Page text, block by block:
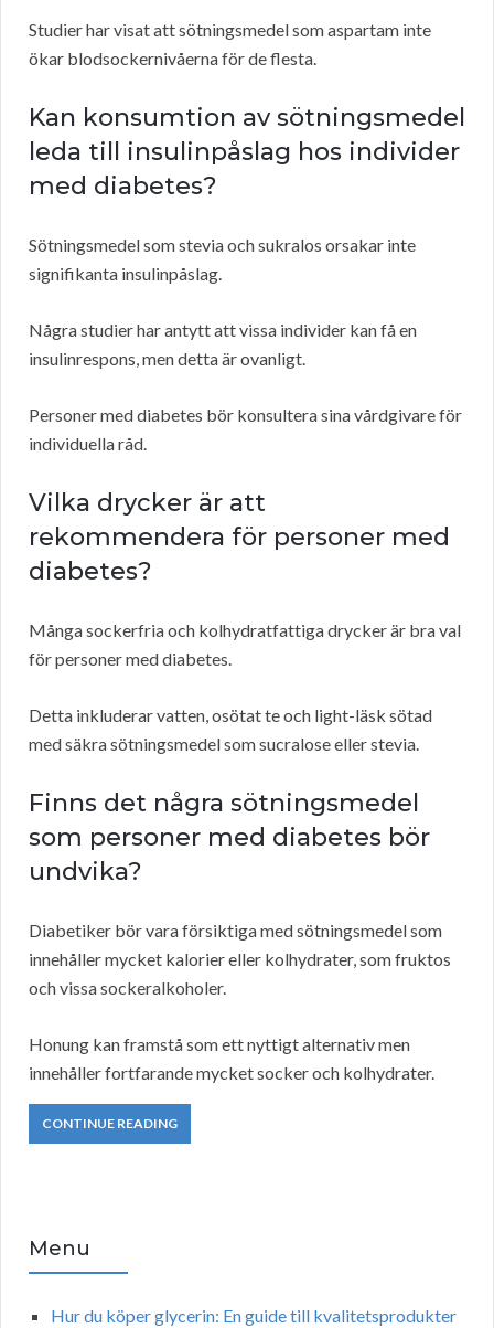
Studier har visat att sötningsmedel som aspartam inte
ökar blodsockernivåerna för de flesta.
Kan konsumtion av sötningsmedel
leda till insulinpåslag hos individer
med diabetes?
Sötningsmedel som stevia och sukralos orsakar inte
signifikanta insulinpåslag.
Några studier har antytt att vissa individer kan få en
insulinrespons, men detta är ovanligt.
Personer med diabetes bör konsultera sina vårdgivare för
individuella råd.
Vilka drycker är att
rekommendera för personer med
diabetes?
Många sockerfria och kolhydratfattiga drycker är bra val
för personer med diabetes.
Detta inkluderar vatten, osötat te och light-läsk sötad
med säkra sötningsmedel som sucralose eller stevia.
Finns det några sötningsmedel
som personer med diabetes bör
undvika?
Diabetiker bör vara försiktiga med sötningsmedel som
innehåller mycket kalorier eller kolhydrater, som fruktos
och vissa sockeralkoholer.
Honung kan framstå som ett nyttigt alternativ men
innehåller fortfarande mycket socker och kolhydrater.
CONTINUE READING
Menu
Hur du köper glycerin: En guide till kvalitetsprodukter